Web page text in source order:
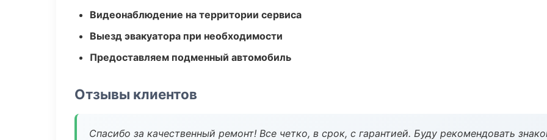
Видеонаблюдение на территории сервиса
Выезд эвакуатора при необходимости
Предоставляем подменный автомобиль
Отзывы клиентов
Спасибо за качественный ремонт! Все четко, в срок, с гарантией. Буду рекомендовать